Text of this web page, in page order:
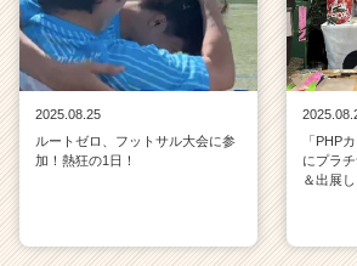
2025.08.25
ルートゼロ、フットサル大会に参
加！熱狂の1日！
「PHP
にプラ
＆出展